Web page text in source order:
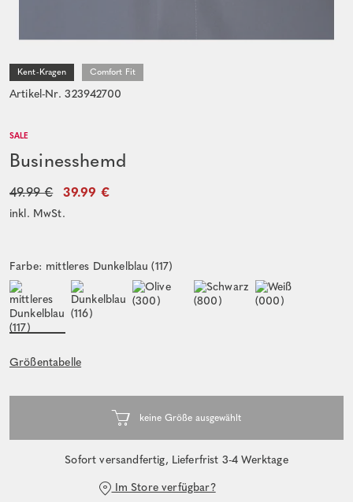
Kent-Kragen Comfort Fit
Artikel-Nr. 323942700
SALE
Businesshemd
49.99 € 39.99 €
inkl. MwSt.
Farbe: mittleres Dunkelblau (117)
Größentabelle
Sofort versandfertig, Lieferfrist 3-4 Werktage
Im Store verfügbar?